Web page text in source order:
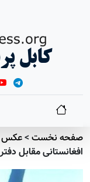
کابل
صفحه نخست>عکس
افغانستانی مقابل